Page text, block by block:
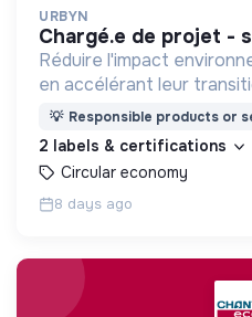
URBYN
chargé.e de projet -
Réduire l'impact
en accélérant leur
circulaire.
💡 Responsible products or
2 labels & certifications
Circular economy
8 days ago